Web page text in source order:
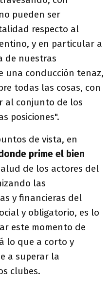
pueden ser
respecto al
y en particular a
de nuestras
una conducción tenaz,
todas las cosas, con
al conjunto de los
posiciones".
de vista, en
prime el bien
de los actores del
las
y financieras del
y obligatorio, es lo
este momento de
lo que a corto y
a superar la
clubes.